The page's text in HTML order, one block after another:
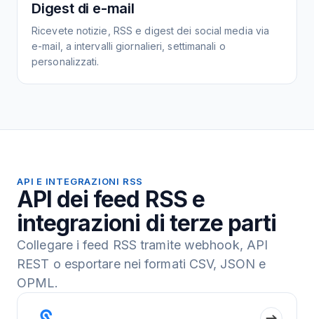
Digest di e-mail
Ricevete notizie, RSS e digest dei social media via
e-mail, a intervalli giornalieri, settimanali o
personalizzati.
API E INTEGRAZIONI RSS
API dei feed RSS e
integrazioni di terze parti
Collegare i feed RSS tramite webhook, API
REST o esportare nei formati CSV, JSON e
OPML.